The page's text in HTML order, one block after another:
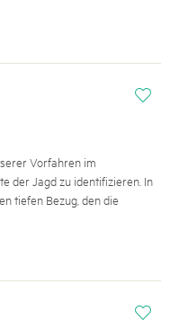
i
Vorfahren im
der Jagd zu identifizieren. In
tiefen Bezug, den die
i